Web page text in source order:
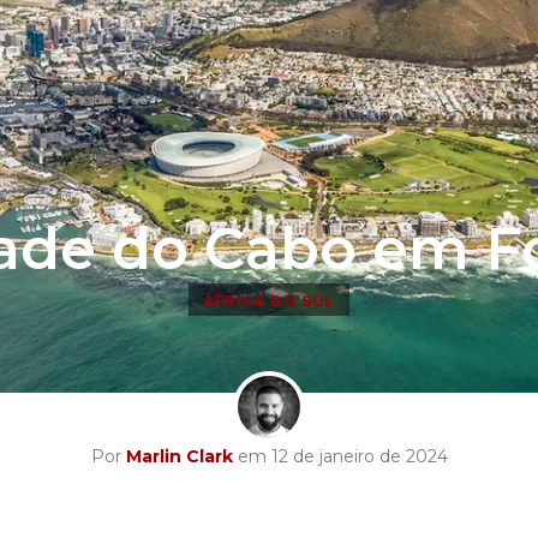
do Cabo em
ÁFRICA DO SUL
Por Marlin Clarkem 12 de janeiro de 2024